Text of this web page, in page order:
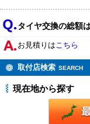
タイヤ交換の総額
お見積りはこちら
取付店検索 SEARCH
現在地から探す